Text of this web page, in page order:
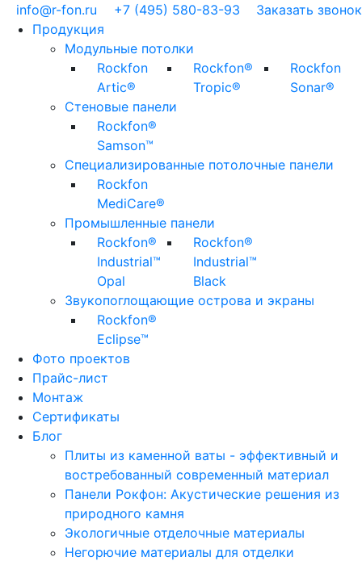
info@r-fon.ru +7 (495) 580-83-93
Заказать звонок
Продукция
Модульные потолки
Rockfon
Artic®
Rockfon®
Tropic®
Rockfon
Sonar®
Стеновые панели
Rockfon®
Samson™
Специализированные потолочные панели
Rockfon
MediCare®
Промышленные панели
Rockfon®
Industrial™
Opal
Rockfon®
Industrial™
Black
Звукопоглощающие острова и экраны
Rockfon®
Eclipse™
Фото проектов
Прайс-лист
Монтаж
Сертификаты
Блог
Плиты из каменной ваты - эффективный и
востребованный современный материал
Панели Рокфон: Акустические решения из
природного камня
Экологичные отделочные материалы
Негорючие материалы для отделки